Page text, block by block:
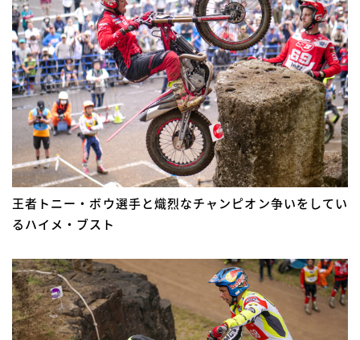
王者トニー・ボウ選手と熾烈なチャンピオン争いをしてい
るハイメ・ブスト